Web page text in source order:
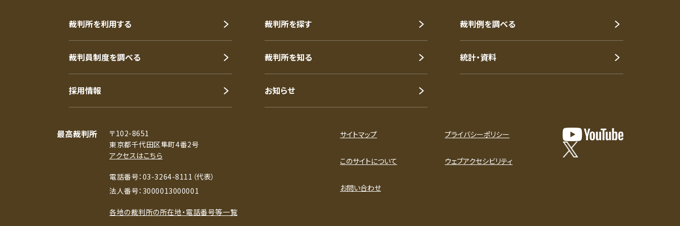
裁判所を利用する 裁判所を探す 裁判例を調べる
裁判員制度を調べる 裁判所を知る 統計・資料
採用情報 お知らせ
最高裁判所
〒102-8651
東京都千代田区隼町4番2号
アクセスはこちら
電話番号：03-3264-8111（代表）
法人番号：3000013000001
各地の裁判所の所在地・電話番号等一覧
サイトマップ プライバシーポリシー
このサイトについて ウェブアクセシビリティ
お問い合わせ